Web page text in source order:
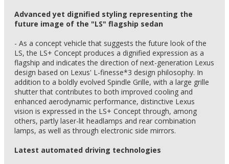
Advanced yet dignified styling representing the
future image of the "LS" flagship sedan
- As a concept vehicle that suggests the future look of the
LS, the LS+ Concept produces a dignified expression as a
flagship and indicates the direction of next-generation Lexus
design based on Lexus' L-finesse*3 design philosophy. In
addition to a boldly evolved Spindle Grille, with a large grille
shutter that contributes to both improved cooling and
enhanced aerodynamic performance, distinctive Lexus
vision is expressed in the LS+ Concept through, among
others, partly laser-lit headlamps and rear combination
lamps, as well as through electronic side mirrors.
Latest automated driving technologies